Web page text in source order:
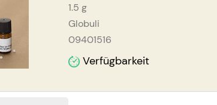
1.5 g
Globuli
09401516
Verfügbarkeit